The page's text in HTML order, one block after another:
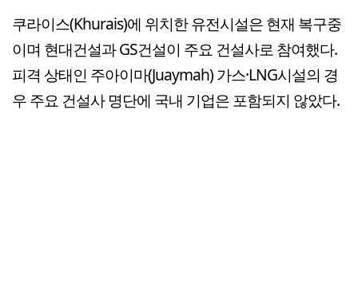
쿠라이스(Khurais)에 위치한 유전시설은 현재 복구중
이며 현대건설과 GS건설이 주요 건설사로 참여했다.
피격 상태인 주아이마(Juaymah) 가스·LNG시설의 경
우 주요 건설사 명단에 국내 기업은 포함되지 않았다.